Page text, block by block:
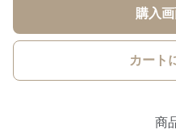
購入
カート
商